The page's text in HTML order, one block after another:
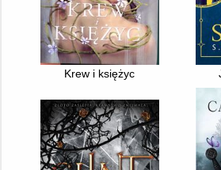
Krew i księżyc